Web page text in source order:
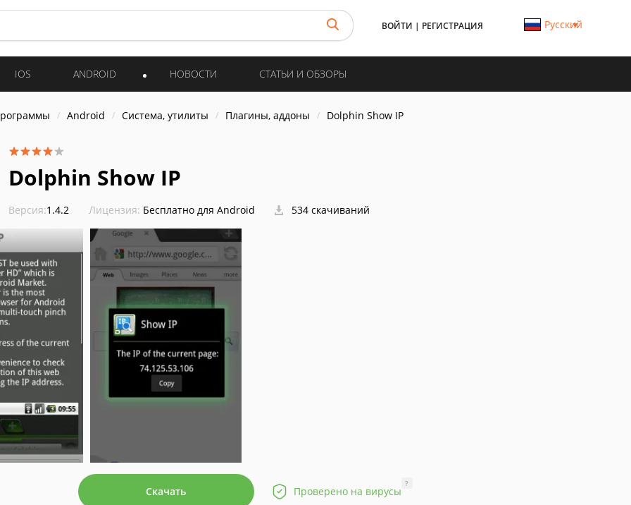
ВОЙТИ | РЕГИСТРАЦИЯ Русский
IOS ANDROID НОВОСТИ СТАТЬИ И ОБЗОРЫ
Android Система, утилиты Плагины, аддоны Dolphin Show IP
Dolphin Show IP
Версия:1.4.2 Лицензия: Бесплатно для Android 534 скачиваний
Скачать Проверено на вирусы
?